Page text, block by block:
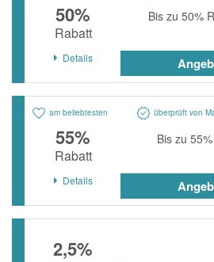
HappyKeks
Pets Deli
SNIPES
Click & Boat
Lidl
BOGNER
BADER
momox
50%
Rabatt
Bis zu 50%
Details
am beliebtesten überprüft von
55%
Rabatt
Bis zu
Details
2,5%